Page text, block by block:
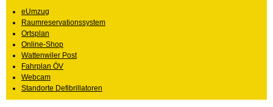
eUmzug
Raumreservationssystem
Ortsplan
Online-Shop
Wattenwiler Post
Fahrplan ÖV
Webcam
Standorte Defibrillatoren